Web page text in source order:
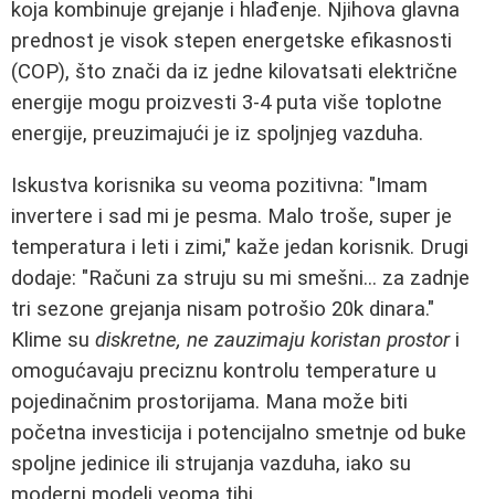
koja kombinuje grejanje i hlađenje. Njihova glavna
prednost je visok stepen energetske efikasnosti
(COP), što znači da iz jedne kilovatsati električne
energije mogu proizvesti 3-4 puta više toplotne
energije, preuzimajući je iz spoljnjeg vazduha.
Iskustva korisnika su veoma pozitivna: "Imam
invertere i sad mi je pesma. Malo troše, super je
temperatura i leti i zimi," kaže jedan korisnik. Drugi
dodaje: "Računi za struju su mi smešni... za zadnje
tri sezone grejanja nisam potrošio 20k dinara."
Klime su diskretne, ne zauzimaju koristan prostori
omogućavaju preciznu kontrolu temperature u
pojedinačnim prostorijama. Mana može biti
početna investicija i potencijalno smetnje od buke
spoljne jedinice ili strujanja vazduha, iako su
moderni modeli veoma tihi.